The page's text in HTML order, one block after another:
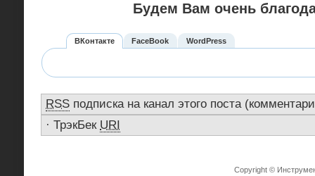
Будем Вам очень
ВКонтакте FaceBook WordPress
RSS подписка на канал этого поста
· ТрэкБек URI
Copyright ©